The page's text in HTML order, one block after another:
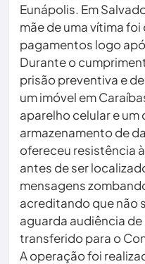
Eunápolis. Em
mãe de uma vítima
pagamentos logo
Durante o
prisão preventiva e
um imóvel em
aparelho celular e
armazenamento de
ofereceu resistência
antes de ser
mensagens
acreditando que não
aguarda audiência
transferido para o
A operação foi